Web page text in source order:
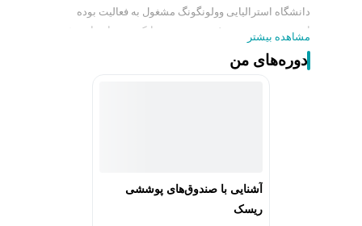
دانشگاه استرالیایی وولونگونگ مشغول‌ به فعالیت بوده
است. سعدوندی در دفتر دبی‌، سیتی بانک به‌عنوان نایب‌‌رئیس
مسئولیت داشته است.
دکتر سعدوندی حائز مدرک معتبر «مدیریت ریسک‌های مالی»
حاضر به طراحی دوره‌های تخصصی بانکداری و اقتصاد پول و
بانک و نیز مشاوره سیاست‌گذاری به سازمان‌ها و مشاوره
کسب‌وکارها به نهادهای خصوصی مشغول است.
مشاهده بیشتر
دوره‌های من
آشنایی با صندوق‌های پوششی
ریسک